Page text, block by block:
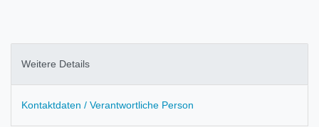
Weitere Details
Kontaktdaten / Verantwortliche Person